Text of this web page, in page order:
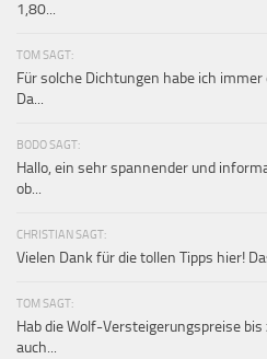
1,80...
TOM SAGT:
Für solche Dichtungen habe ich
Da...
BODO SAGT:
Hallo, ein sehr spannender und
ob...
CHRISTIAN SAGT:
Vielen Dank für die tollen Tipps hier!
TOM SAGT:
Hab die Wolf-Versteigerungspreise
auch...